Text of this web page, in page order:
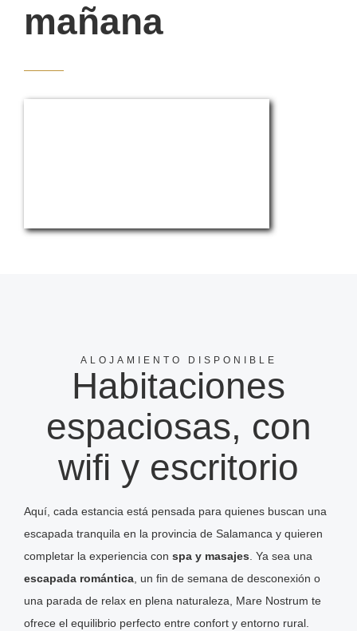
mañana
ALOJAMIENTO DISPONIBLE
Habitaciones
espaciosas, con
wifi y escritorio
Aquí, cada estancia está pensada para quienes buscan una
escapada tranquila en la provincia de Salamanca y quieren
completar la experiencia con spa y masajes . Ya sea una
escapada romántica, un fin de semana de desconexión o
una parada de relax en plena naturaleza, Mare Nostrum te
ofrece el equilibrio perfecto entre confort y entorno rural.